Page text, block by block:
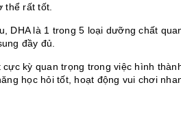
thể rất tốt.
DHA là 1 trong 5 loại dưỡng chất
đầy đủ.
cực kỳ quan trọng trong việc hình
học hỏi tốt, hoạt động vui chơi